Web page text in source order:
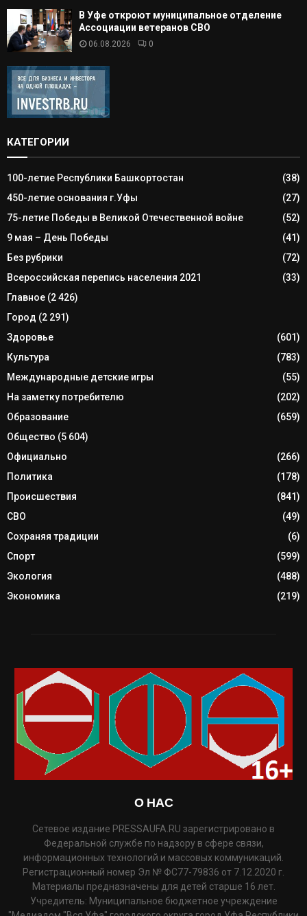
В Уфе откроют муниципальное отделение
Ассоциации ветеранов СВО
06.08.2026 0
КАТЕГОРИИ
100-летие Республики Башкортостан
(38)
450-летие основания г.Уфы
(27)
75-летие Победы в Великой Отечественной войне
(52)
9 мая – День Победы
(41)
Без рубрики
(72)
Всероссийская перепись населения 2021
(33)
Главное (2 426)
Город (2 291)
Здоровье
(601)
Культура
(783)
Международные детские игры
(55)
На заметку потребителю
(202)
Образование
(659)
Общество (5 604)
Официально
(266)
Политика
(178)
Происшествия
(841)
СВО
(49)
Сохраняя традиции
(6)
Спорт
(599)
Экология
(488)
Экономика
(219)
О НАС
Сетевое издание PRESSAUFA.RU зарегистрировано в
Федеральной службе по надзору в сфере связи,
информационных технологий и массовых коммуникаций.
Регистрационный номер Эл № ФС77-79836 от 7.12.2020 г.
Материалы предназначены для детей старше 16 лет.
Учредитель: Муниципальное бюджетное учреждение